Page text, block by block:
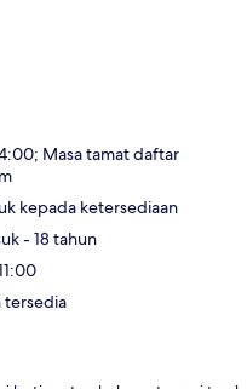
Masa tamat daftar
kepada ketersediaan
- 18 tahun
tersedia